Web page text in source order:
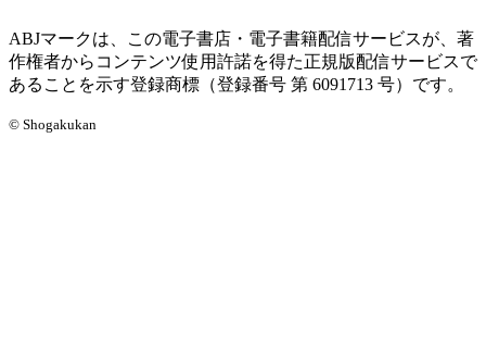
ABJマークは、この電子書店・電子書籍配信サービスが、著
作権者からコンテンツ使用許諾を得た正規版配信サービスで
あることを示す登録商標（登録番号 第 6091713 号）です。
© Shogakukan